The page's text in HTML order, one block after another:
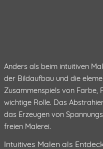
Anders als beim intuitiven
der Bildaufbau und die
Zusammenspiels von Farbe,
wichtige Rolle. Das
das Erzeugen von
freien Malerei.
Intuitives Malen als